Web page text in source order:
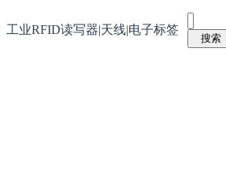
工业RFID读写器|天线|电子标签